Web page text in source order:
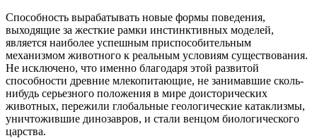
Способность вырабатывать новые формы поведения,
выходящие за жесткие рамки инстинктивных моделей,
является наиболее успешным приспособительным
механизмом животного к реальным условиям существования.
Не исключено, что именно благодаря этой развитой
способности древние млекопитающие, не занимавшие сколь-
нибудь серьезного положения в мире доисторических
животных, пережили глобальные геологические катаклизмы,
уничтожившие динозавров, и стали венцом биологического
царства.